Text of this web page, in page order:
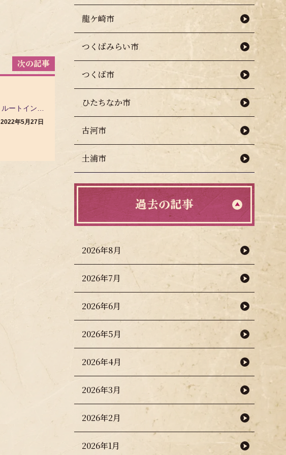
プロ野球独立リーグ・ルートインBCリーグ（Baseball Challenge League）の茨…
2022年5月27日
龍ケ崎市
つくばみらい市
つくば市
ひたちなか市
古河市
土浦市
過去の記事
2026年8月
2026年7月
2026年6月
2026年5月
2026年4月
2026年3月
2026年2月
2026年1月